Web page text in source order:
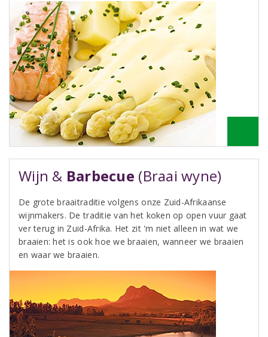
Wijn & Barbecue (Braai wyne)
De grote braaitraditie volgens onze Zuid-Afrikaanse
wijnmakers. De traditie van het koken op open vuur gaat
ver terug in Zuid-Afrika. Het zit 'm niet alleen in wat we
braaien: het is ook hoe we braaien, wanneer we braaien
en waar we braaien.